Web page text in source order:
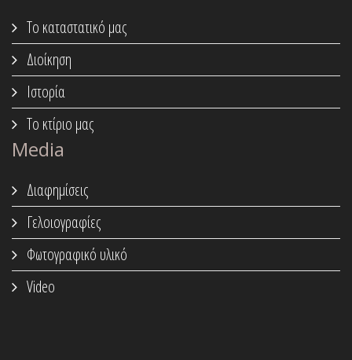
Το καταστατικό μας
Διοίκηση
Ιστορία
Το κτίριο μας
Media
Διαφημίσεις
Γελοιογραφίες
Φωτογραφικό υλικό
Video